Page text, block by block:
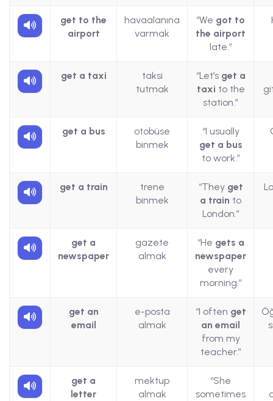
get to the
airport
havaalanına
varmak
“We got to
the airport
late.”
get a taxi
taksi
tutmak
“Let’s get a
taxi to the
station.”
get a bus
otobüse
binmek
“I usually
get a bus
to work.”
get a train
trene
binmek
“They get
a train to
London.”
get a
newspaper
gazete
almak
“He gets a
newspaper
every
morning.”
get an
email
e-posta
almak
“I often get
an email
from my
teacher.”
get a
letter
mektup
almak
“She
sometimes